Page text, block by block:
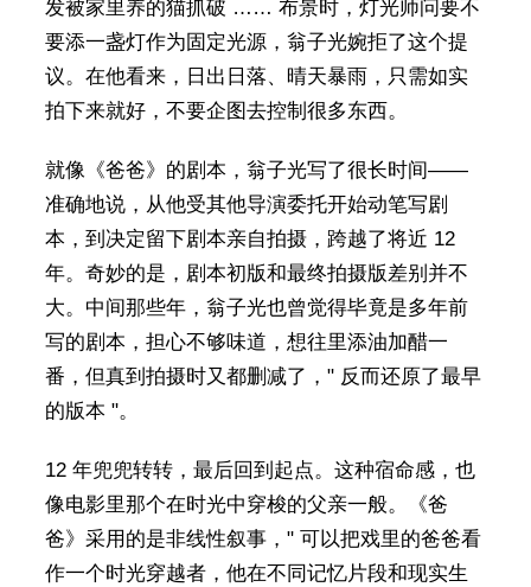
发被家里养的猫抓破 …… 布景时，灯光师问要不
要添一盏灯作为固定光源，翁子光婉拒了这个提
议。在他看来，日出日落、晴天暴雨，只需如实
拍下来就好，不要企图去控制很多东西。
就像《爸爸》的剧本，翁子光写了很长时间——
准确地说，从他受其他导演委托开始动笔写剧
本，到决定留下剧本亲自拍摄，跨越了将近 12
年。奇妙的是，剧本初版和最终拍摄版差别并不
大。中间那些年，翁子光也曾觉得毕竟是多年前
写的剧本，担心不够味道，想往里添油加醋一
番，但真到拍摄时又都删减了，" 反而还原了最早
的版本 "。
12 年兜兜转转，最后回到起点。这种宿命感，也
像电影里那个在时光中穿梭的父亲一般。《爸
爸》采用的是非线性叙事，" 可以把戏里的爸爸看
作一个时光穿越者，他在不同记忆片段和现实生